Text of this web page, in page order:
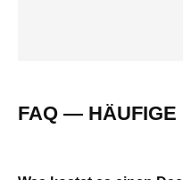
FAQ — HÄUFIGE